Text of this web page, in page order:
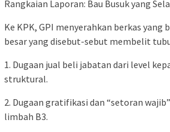
Rangkaian Laporan: Bau Busuk yang
Ke KPK, GPI menyerahkan berkas yang
besar yang disebut-sebut membelit
1. Dugaan jual beli jabatan dari level
struktural.
2. Dugaan gratifikasi dan “setoran
limbah B3.